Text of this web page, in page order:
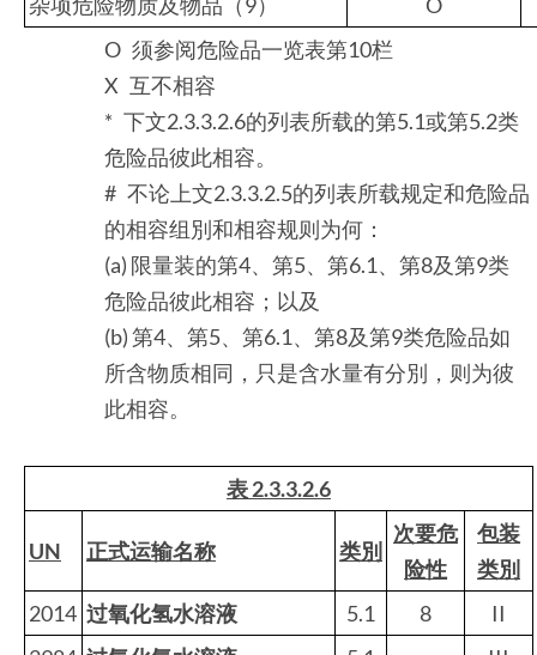
O 须参阅危险品一览表第10栏
X 互不相容
* 下文2.3.3.2.6的列表所载的第5.1或第5.2类
危险品彼此相容。
# 不论上文2.3.3.2.5的列表所载规定和危险品
的相容组別和相容规则为何：
(a) 限量装的第4、第5、第6.1、第8及第9类
危险品彼此相容；以及
(b) 第4、第5、第6.1、第8及第9类危险品如
所含物质相同，只是含水量有分別，则为彼
此相容。
表 2.3.3.2.6
UN 正式运输名称 类別
次要危
险性
包装
类別
2014 过氧化氢水溶液 5.1 8
II